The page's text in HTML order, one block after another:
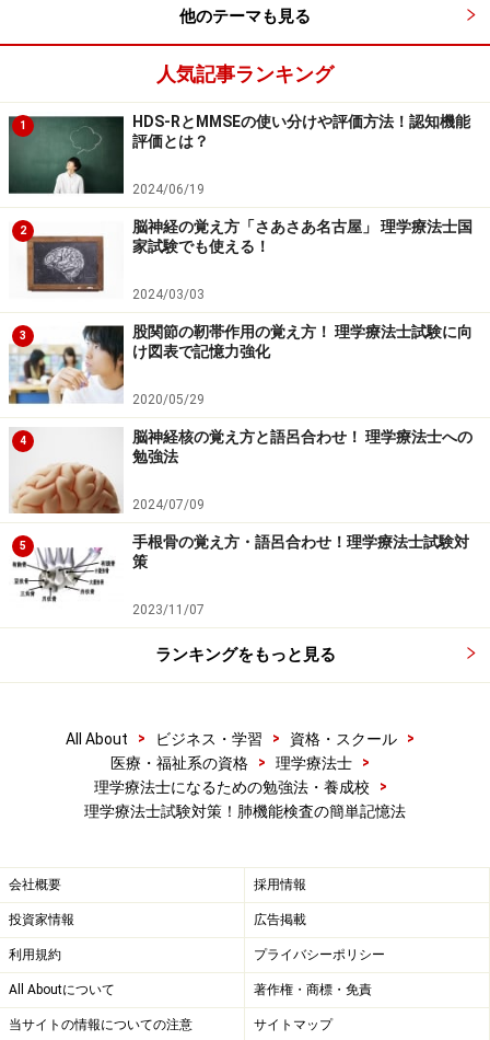
横線を描いていきます。
横線を描く順番は自由ですが、茶色、ピンク、水色の順番で
描いていくと覚えやすいです。
ここから各枠に当てはまる名称を入れていきます。
一番左の枠に「全肺気量」を入れます。以下、全てに共通し
ますが、慣れてくれば、全肺気量と文字を全て入れる必要は
ありません。「全肺」といった形で略しても自分が理解でき
ていたら問題ありません。
「残気量」は左から2番目と4番目の行の一番下に入れます。
「肺活量」は左から二番目の上の枠に入れます。
「一回換気量」は一番右の行の上から二番目の枠に入れま
に右側に描いた"吸呼"が役に立ちます。上が"吸"で下が"呼"つ
まり、上が「最大吸気量」下が「最大呼気量」となるので
右から二番目に「機能的残気量」を入れます。
最後に「最大吸気量」を入れて完成です。
では、完成した表と過去の国家試験に出たスパイログラ
他のテーマも見る
人気記事ランキング
1
HDS-RとMMSEの使い分けや評価方法！認知機能
評価とは？
2024/06/19
2
脳神経の覚え方「さあさあ名古屋」 理学療法士国
家試験でも使える！
2024/03/03
3
股関節の靭帯作用の覚え方！ 理学療法士試験に向
け図表で記憶力強化
2020/05/29
4
脳神経核の覚え方と語呂合わせ！ 理学療法士への
勉強法
2024/07/09
5
手根骨の覚え方・語呂合わせ！理学療法士試験対
策
2023/11/07
ランキングをもっと見る
All About > ビジネス・学習 > 資格・スクール
>
医療・福祉系の資格
> 理学療法士
>
理学療法士になるための勉強法・養成校
>
理学療法士試験対策！肺機能検査の簡単記憶法
会社概要 採用情報
投資家情報 広告掲載
利用規約 プライバシーポリシー
All Aboutについて 著作権・商標・免責
当サイトの情報についての注意 サイトマップ